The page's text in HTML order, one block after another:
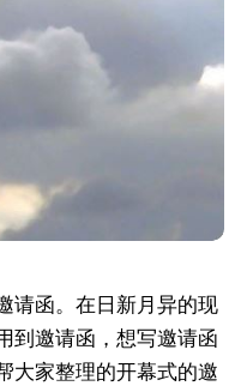
请函。在日新月异的现
到邀请函，想写邀请函
大家整理的开幕式的邀